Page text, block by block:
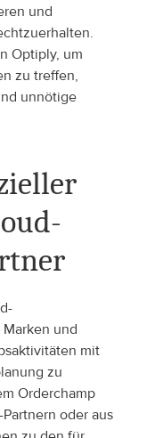
und
Optiply, um
zu treffen,
unnötige
und
mit
zu
Orderchamp
oder aus